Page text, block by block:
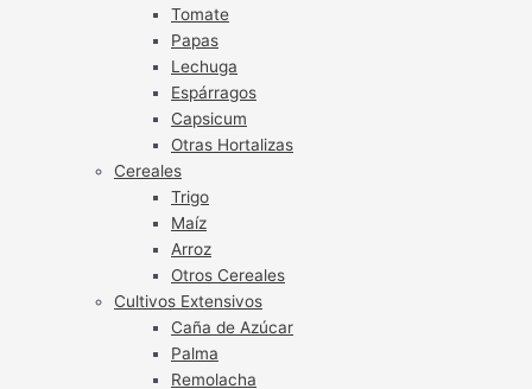
Tomate
Papas
Lechuga
Espárragos
Capsicum
Otras Hortalizas
Cereales
Trigo
Maíz
Arroz
Otros Cereales
Cultivos Extensivos
Caña de Azúcar
Palma
Remolacha